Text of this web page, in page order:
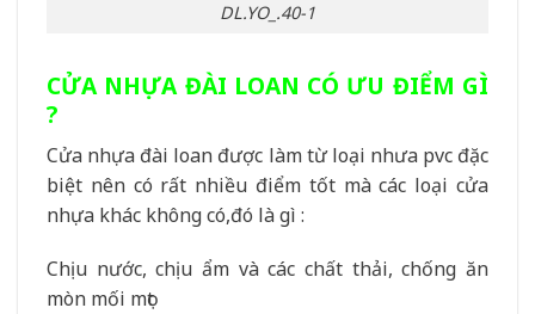
DL.YO_.40-1
CỬA NHỰA ĐÀI LOAN CÓ ƯU ĐIỂM GÌ
?
Cửa nhựa đài loan được làm từ loại nhưa pvc đặc
biệt nên có rất nhiều điểm tốt mà các loại cửa
nhựa khác không có,đó là gì :
Chịu nước, chịu ẩm và các chất thải, chống ăn
mòn mối mọt